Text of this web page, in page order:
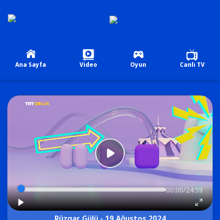
Ana Sayfa Video Oyun Canlı TV
00:00/24:59